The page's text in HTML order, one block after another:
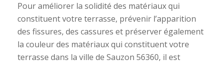
Pour améliorer la solidité des matériaux qui
constituent votre terrasse, prévenir l’apparition
des fissures, des cassures et préserver également
la couleur des matériaux qui constituent votre
terrasse dans la ville de Sauzon 56360, il est